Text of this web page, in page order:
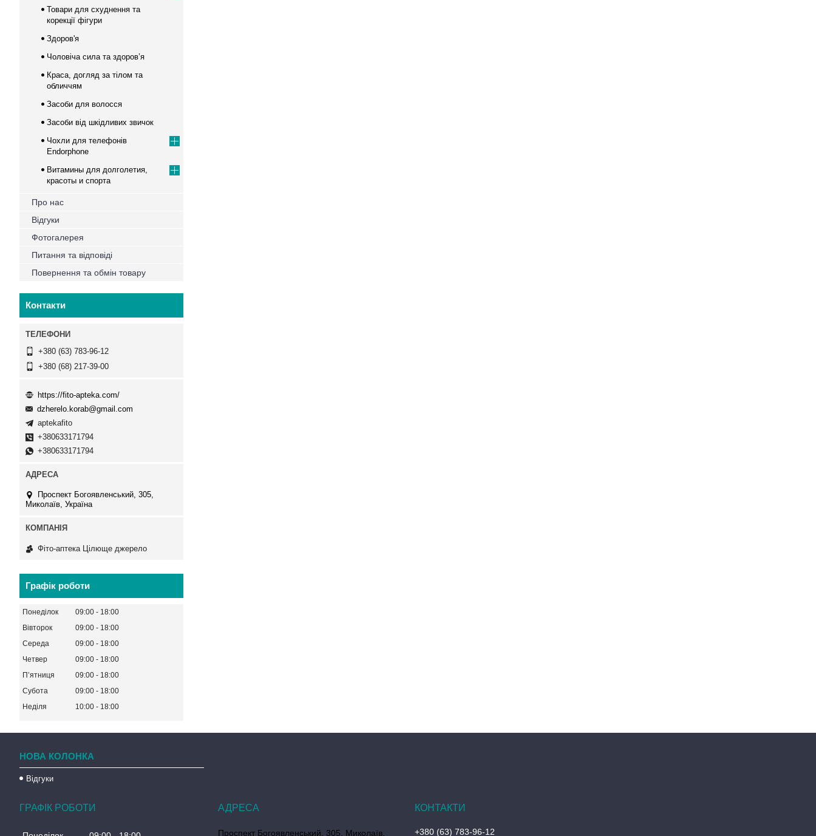
Товари для схуднення та
корекції фігури
Здоров'я
Чоловіча сила та здоров’я
Краса, догляд за тілом та
обличчям
Засоби для волосся
Засоби від шкідливих звичок
Чохли для телефонів
Endorphone
Витамины для долголетия,
красоты и спорта
Про нас
Відгуки
Фотогалерея
Питання та відповіді
Повернення та обмін товару
Контакти
+380 (63) 783-96-12
+380 (68) 217-39-00
https://fito-apteka.com/
dzherelo.korab@gmail.com
aptekafito
+380633171794
+380633171794
Проспект Богоявленський, 305,
Миколаїв, Україна
Фіто-аптека Цілюще джерело
Графік роботи
Понеділок 09:00
18:00
Вівторок
09:00
18:00
Середа
09:00
18:00
Четвер
09:00
18:00
Пʼятниця
09:00
18:00
Субота
09:00
18:00
Неділя
10:00 18:00
НОВА КОЛОНКА
Відгуки
ГРАФІК РОБОТИ
Проспект Богоявленський, 305, Миколаїв, +380 (63) 783-96-12